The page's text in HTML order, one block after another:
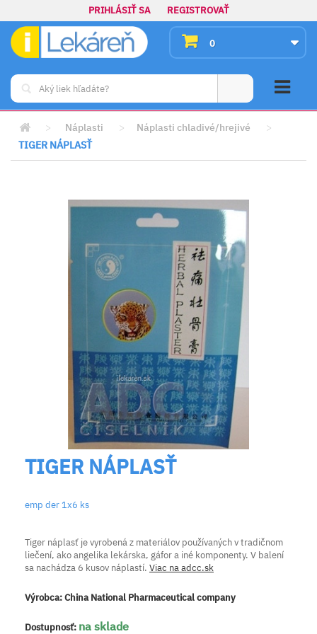
PRIHLÁSIŤ SA REGISTROVAŤ
0
> Náplasti > Náplasti chladivé/hrejivé
>
TIGER NÁPLASŤ
TIGER NÁPLASŤ
emp der 1x6 ks
Tiger náplasť je vyrobená z materiálov používaných v tradičnom
liečení, ako angelika lekárska, gáfor a iné komponenty. V balení
sa nachádza 6 kusov náplastí. Viac na adcc.sk
Výrobca:China National Pharmaceutical company
Dostupnosť: na sklade